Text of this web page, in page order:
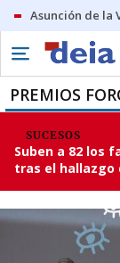
Asunción de la
PREMIOS
SUCESOS
Suben a 82 los
tras el hallazgo